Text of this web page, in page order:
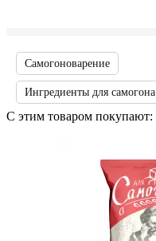
Самогоноварение
Ингредиенты для самогона
С этим товаром покупают: